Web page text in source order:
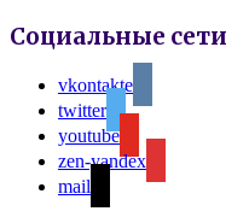
Социальные сети
vkontakte
twitter
youtube
zen-yandex
mail